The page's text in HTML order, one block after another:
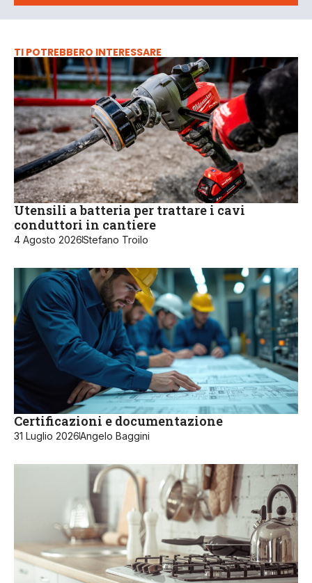
TI POTREBBERO INTERESSARE
Utensili a batteria per trattare i cavi
conduttori in cantiere
4 Agosto 2026Stefano Troilo
Certificazioni e documentazione
31 Luglio 2026Angelo Baggini